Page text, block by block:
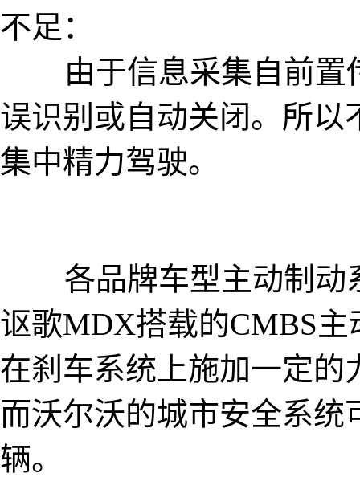
不足：
由于信息采集自前置
误识别或自动关闭。所以
集中精力驾驶。
各品牌车型主动制动
讴歌MDX搭载的CMBS
在刹车系统上施加一定的
而沃尔沃的城市安全系统
辆。